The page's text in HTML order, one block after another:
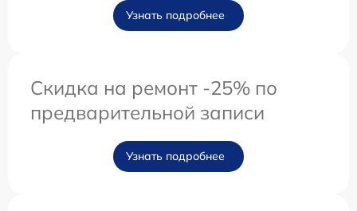
Узнать подробнее
Скидка на ремонт -25% по
предварительной записи
Узнать подробнее